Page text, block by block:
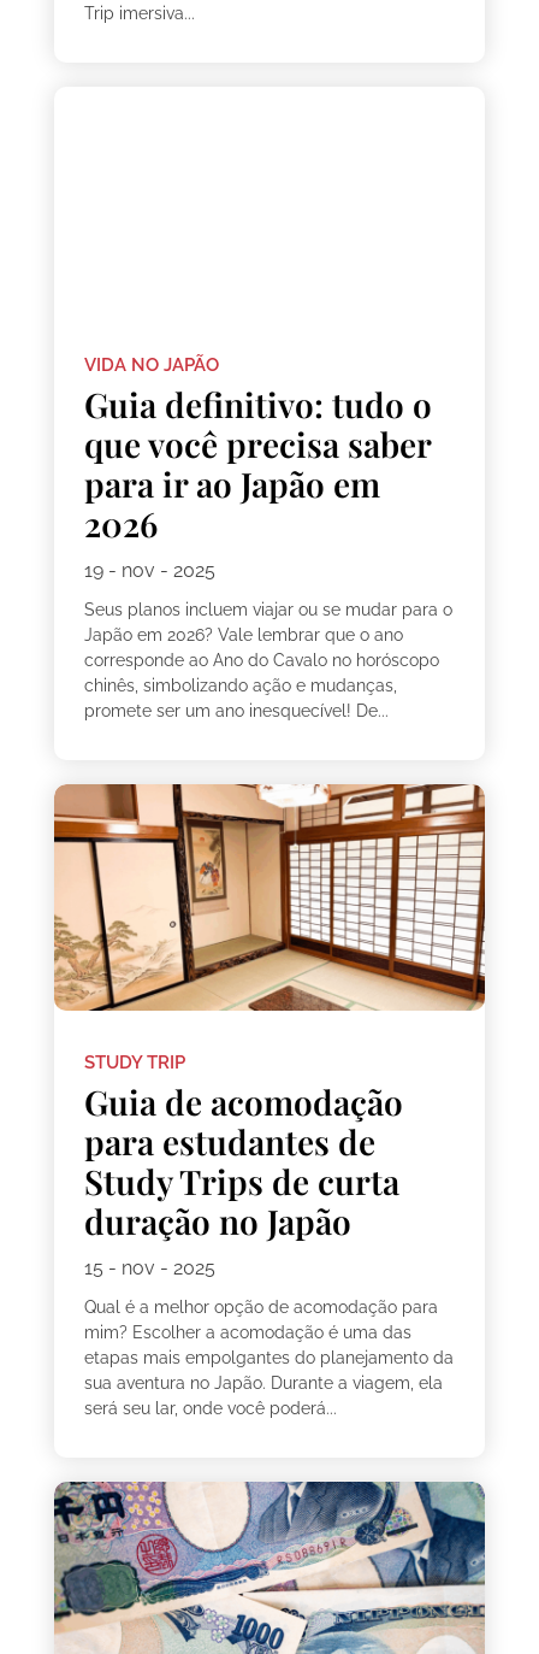
Trip imersiva...
VIDA NO JAPÃO
Guia definitivo: tudo o
que você precisa saber
para ir ao Japão em
2026
19 - nov - 2025
Seus planos incluem viajar ou se mudar para o
Japão em 2026? Vale lembrar que o ano
corresponde ao Ano do Cavalo no horóscopo
chinês, simbolizando ação e mudanças,
promete ser um ano inesquecível! De...
STUDY TRIP
Guia de acomodação
para estudantes de
Study Trips de curta
duração no Japão
15 - nov - 2025
Qual é a melhor opção de acomodação para
mim? Escolher a acomodação é uma das
etapas mais empolgantes do planejamento da
sua aventura no Japão. Durante a viagem, ela
será seu lar, onde você poderá...